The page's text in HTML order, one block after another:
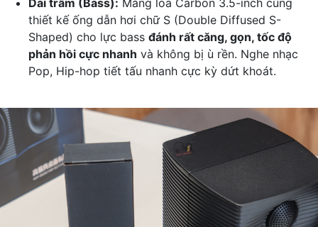
thiết kế ống dẫn hơi chữ S (Double Diffused S-
Shaped) cho lực bass đánh rất căng, gọn, tốc độ
phản hồi cực nhanh và không bị ù rền. Nghe nhạc
Pop, Hip-hop tiết tấu nhanh cực kỳ dứt khoát.